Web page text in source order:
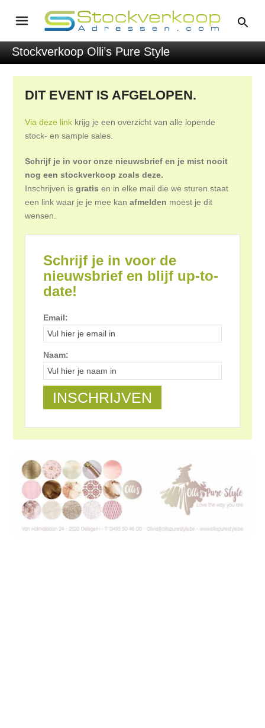
Stockverkoop Olli’s Pure Style
DIT EVENT IS AFGELOPEN.
Via deze link krijg je een overzicht van alle lopende
stock- en sample sales.
Schrijf je in voor onze nieuwsbrief en je mist nooit
nog een stockverkoop zoals deze.
Inschrijven isgratis en in elke mail die we sturen staat
een link waar je je mee kanafmelden moest je dit
wensen.
Schrijf je in voor de
nieuwsbrief en blijf up-to-
date!
Email:
Naam: